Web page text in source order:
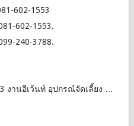
602-1553
602-1553.
240-3788.
งานอีเว้นท์ อุปกรณ์จัดเลี้ยง …